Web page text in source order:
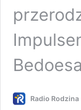
Radio Rodzina